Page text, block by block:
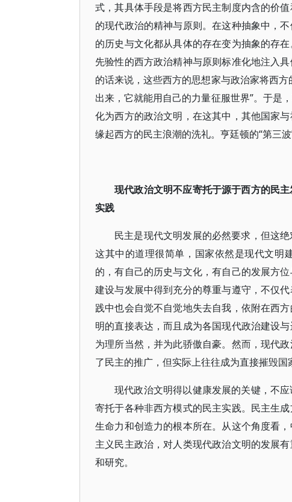
式，其具体手段是将西方民主制度内含的价
的现代政治的精神与原则。在这种抽象中，
的历史与文化都从具体的存在变为抽象的存
先验性的西方政治精神与原则标准化地注入
的话来说，这些西方的思想家与政治家将西
出来，它就能用自己的力量征服世界”。于是
化为西方的政治文明，在这其中，其他国家
缘起西方的民主浪潮的洗礼。亨廷顿的“第三波
现代政治文明不应寄托于源于西方的民
实践
民主是现代文明发展的必然要求，但这
这其中的道理很简单，国家依然是现代文明
的，有自己的历史与文化，有自己的发展方
建设与发展中得到充分的尊重与遵守，不仅
践中也会自觉不自觉地失去自我，依附在西
明的直接表达，而且成为各国现代政治建设
为理所当然，并为此骄傲自豪。然而，现代
了民主的推广，但实际上往往成为直接摧毁国
现代政治文明得以健康发展的关键，不
寄托于各种非西方模式的民主实践。民主生
生命力和创造力的根本所在。从这个角度看
主义民主政治，对人类现代政治文明的发展
和研究。